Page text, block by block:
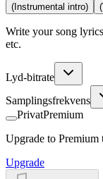
(Instrumental intro)
Write your song
etc.
Lyd-bitrate
Samplingsfrekvens
PrivatPremium
Upgrade to Premium
Upgrade